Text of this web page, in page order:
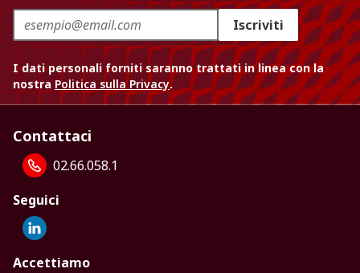
Iscriviti
I dati personali forniti saranno trattati in linea con la
nostra Politica sulla Privacy.
Contattaci
02.66.058.1
Seguici
Accettiamo